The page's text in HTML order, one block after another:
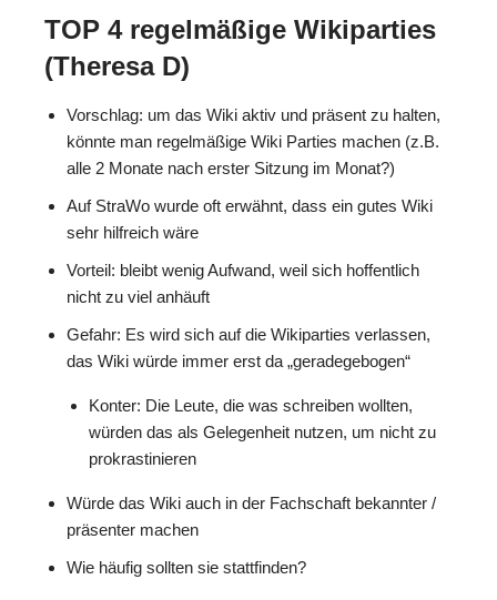
TOP 4 regelmäßige Wikiparties
(Theresa D)
Vorschlag: um das Wiki aktiv und präsent zu halten,
könnte man regelmäßige Wiki Parties machen (z.B.
alle 2 Monate nach erster Sitzung im Monat?)
Auf StraWo wurde oft erwähnt, dass ein gutes Wiki
sehr hilfreich wäre
Vorteil: bleibt wenig Aufwand, weil sich hoffentlich
nicht zu viel anhäuft
Gefahr: Es wird sich auf die Wikiparties verlassen,
das Wiki würde immer erst da „geradegebogen“
Konter: Die Leute, die was schreiben wollten,
würden das als Gelegenheit nutzen, um nicht zu
prokrastinieren
Würde das Wiki auch in der Fachschaft bekannter /
präsenter machen
Wie häufig sollten sie stattfinden?